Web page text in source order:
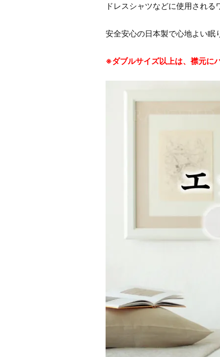
ドレスシャツなどに使用され
安全安心の日本製で心地よい眠
※ダブルサイズ以上は、襟元に